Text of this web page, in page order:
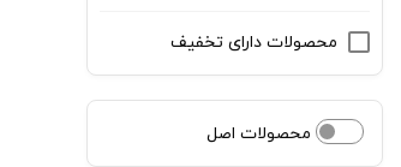
محصولات دارای تخفیف
محصولات اصل